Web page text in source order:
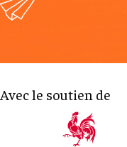
Avec le soutien de